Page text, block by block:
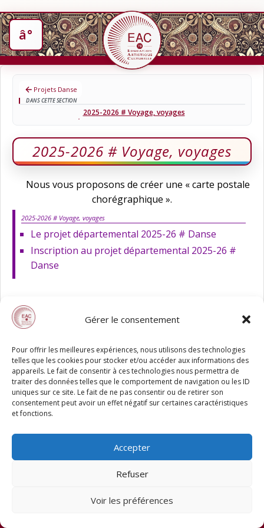
Gérer le consentement
Pour offrir les meilleures expériences, nous utilisons des technologies
telles que les cookies pour stocker et/ou accéder aux informations des
appareils. Le fait de consentir à ces technologies nous permettra de
traiter des données telles que le comportement de navigation ou les ID
uniques sur ce site. Le fait de ne pas consentir ou de retirer son
consentement peut avoir un effet négatif sur certaines caractéristiques
et fonctions.
Accepter
Refuser
Voir les préférences
Projets Danse
DANS CETTE SECTION
2025-2026 # Voyage, voyages
2025-2026 # Voyage, voyages
Nous vous proposons de créer une « carte postale
chorégraphique ».
2025-2026 # Voyage, voyages
Le projet départemental 2025-26 # Danse
Inscription au projet départemental 2025-26 #
Danse